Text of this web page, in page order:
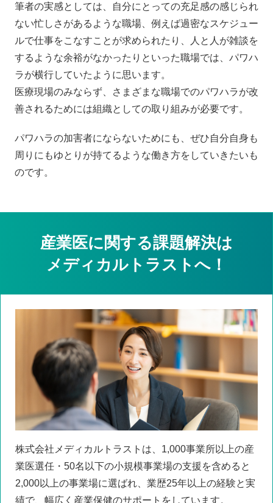
筆者の実感としては、自分にとっての充足感の感じられ
ない忙しさがあるような職場、例えば過密なスケジュー
ルで仕事をこなすことが求められたり、人と人が雑談を
するような余裕がなかったりといった職場では、パワハ
ラが横行していたように思います。
医療現場のみならず、さまざまな職場でのパワハラが改
善されるためには組織としての取り組みが必要です。
パワハラの加害者にならないためにも、ぜひ自分自身も
周りにもゆとりが持てるような働き方をしていきたいも
のです。
産業医に関する課題解決は
メディカルトラストへ！
株式会社メディカルトラストは、1,000事業所以上の産
業医選任・50名以下の小規模事業場の支援を含めると
2,000以上の事業場に選ばれ、業歴25年以上の経験と実
績で、幅広く産業保健のサポートをしています。